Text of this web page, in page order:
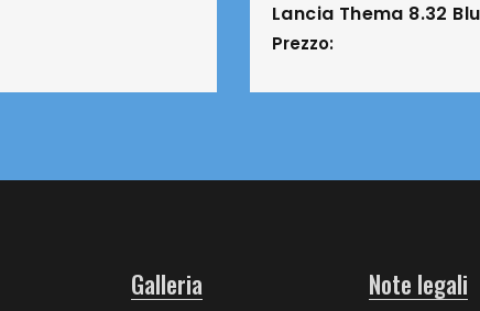
Lancia Thema 8.32
Prezzo:
Galleria Note legali